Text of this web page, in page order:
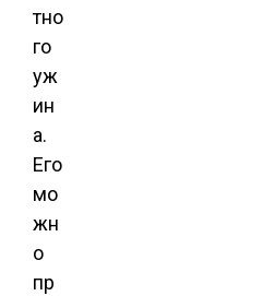
тно
го
уж
ин
а.
Его
мо
жн
о
пр